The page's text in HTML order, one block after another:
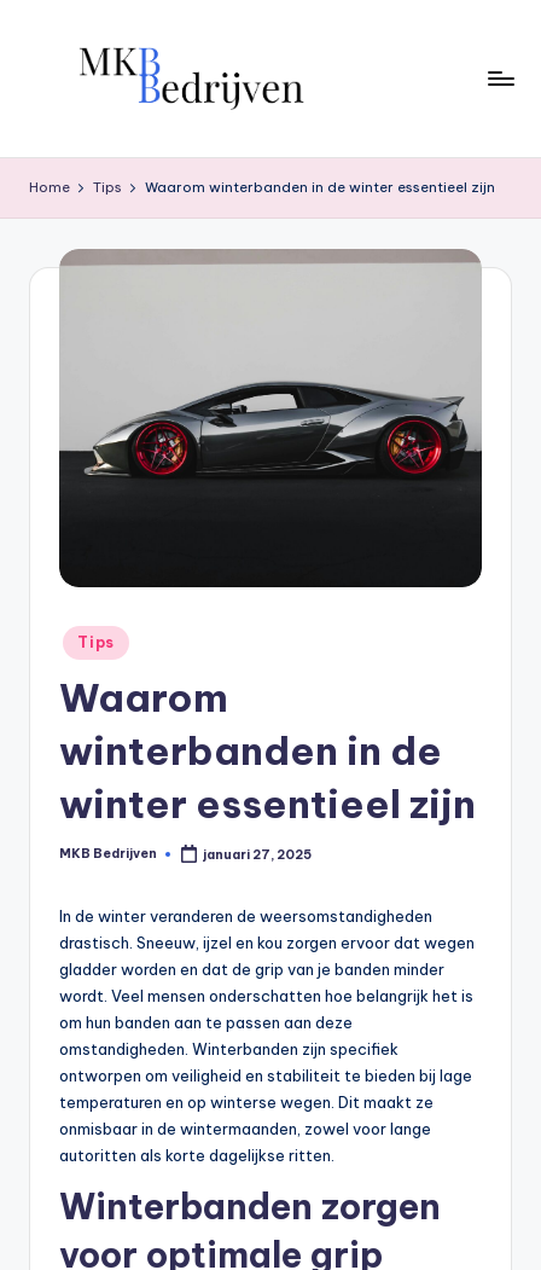
Home Tips Waarom winterbanden in de winter essentieel zijn
Tips
Waarom
winterbanden in de
winter essentieel zijn
MKB Bedrijven januari 27, 2025
In de winter veranderen de weersomstandigheden
drastisch. Sneeuw, ijzel en kou zorgen ervoor dat wegen
gladder worden en dat de grip van je banden minder
wordt. Veel mensen onderschatten hoe belangrijk het is
om hun banden aan te passen aan deze
omstandigheden. Winterbanden zijn specifiek
ontworpen om veiligheid en stabiliteit te bieden bij lage
temperaturen en op winterse wegen. Dit maakt ze
onmisbaar in de wintermaanden, zowel voor lange
autoritten als korte dagelijkse ritten.
Winterbanden zorgen
voor optimale grip